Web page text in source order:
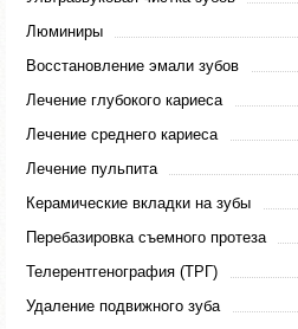
Люминиры
Восстановление эмали зубов
Лечение глубокого кариеса
Лечение среднего кариеса
Лечение пульпита
Керамические вкладки на зубы
Перебазировка съемного протеза
Телерентгенография (ТРГ)
Удаление подвижного зуба